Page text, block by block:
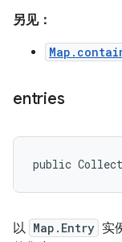
另见：
entries
public
以 Map.Entry 实